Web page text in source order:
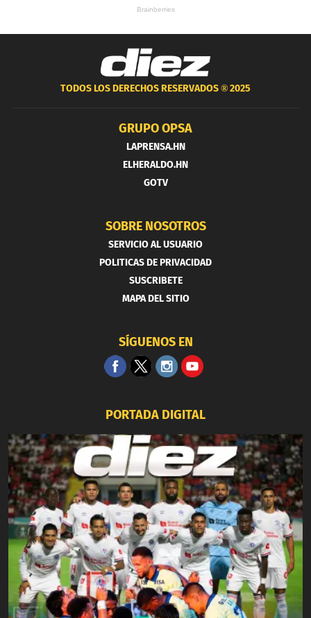
TODOS LOS DERECHOS RESERVADOS ®2025
GRUPO OPSA
LAPRENSA.HN
ELHERALDO.HN
GOTV
SOBRE NOSOTROS
SERVICIO AL USUARIO
POLITICAS DE PRIVACIDAD
SUSCRIBETE
MAPA DEL SITIO
SÍGUENOS EN
PORTADA DIGITAL